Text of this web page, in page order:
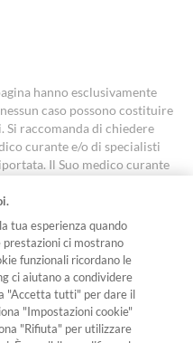
hanno esclusivamente
caso possono costituire
Si raccomanda di chiedere
curante e/o di specialisti
Il Suo medico curante
ed approvati con
7 aprile 2026.
Seguici sui social
tua esperienza quando
ci mostrano
funzionali ricordano le
ci aiutano a condividere
"Accetta tutti" per dare il
"Impostazioni cookie"
"Rifiuta" per utilizzare